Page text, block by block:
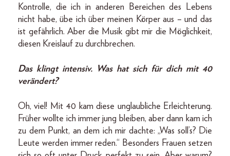
Kontrolle, die ich in anderen Bereichen des Lebens
nicht habe, übe ich über meinen Körper aus – und das
ist gefährlich. Aber die Musik gibt mir die Möglichkeit,
diesen Kreislauf zu durchbrechen.
Das klingt intensiv. Was hat sich für dich mit 40
verändert?
Oh, viel! Mit 40 kam diese unglaubliche Erleichterung.
Früher wollte ich immer jung bleiben, aber dann kam ich
zu dem Punkt, an dem ich mir dachte: „Was soll’s? Die
Leute werden immer reden.“ Besonders Frauen setzen